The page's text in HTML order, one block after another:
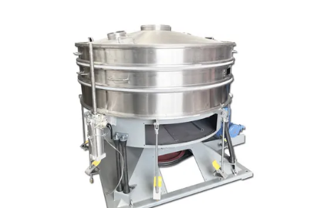
GIZLILIK
POLITIKASI